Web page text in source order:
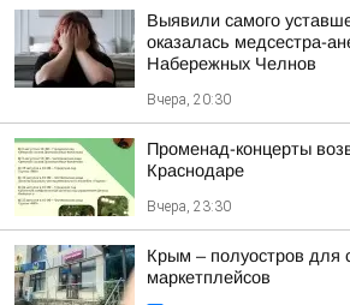
Выявили самого
оказалась медсестра-
Набережных Челнов
Вчера, 20:30
Променад-концерты
Краснодаре
Вчера, 23:30
Крым – полуостров для
маркетплейсов